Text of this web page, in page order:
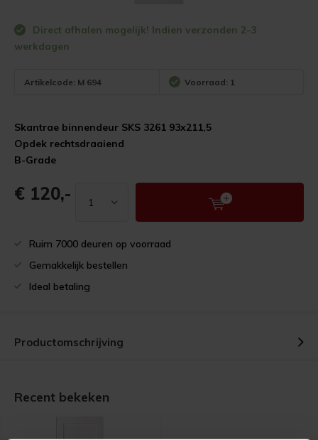
Direct afhalen mogelijk! Indien verzonden 2-3
werkdagen
Artikelcode: M 694 Voorraad: 1
Skantrae binnendeur SKS 3261 93x211,5
Opdek rechtsdraaiend
B-Grade
€ 120,-
Ruim 7000 deuren op voorraad
Gemakkelijk bestellen
Ideal betaling
Productomschrijving
Recent bekeken